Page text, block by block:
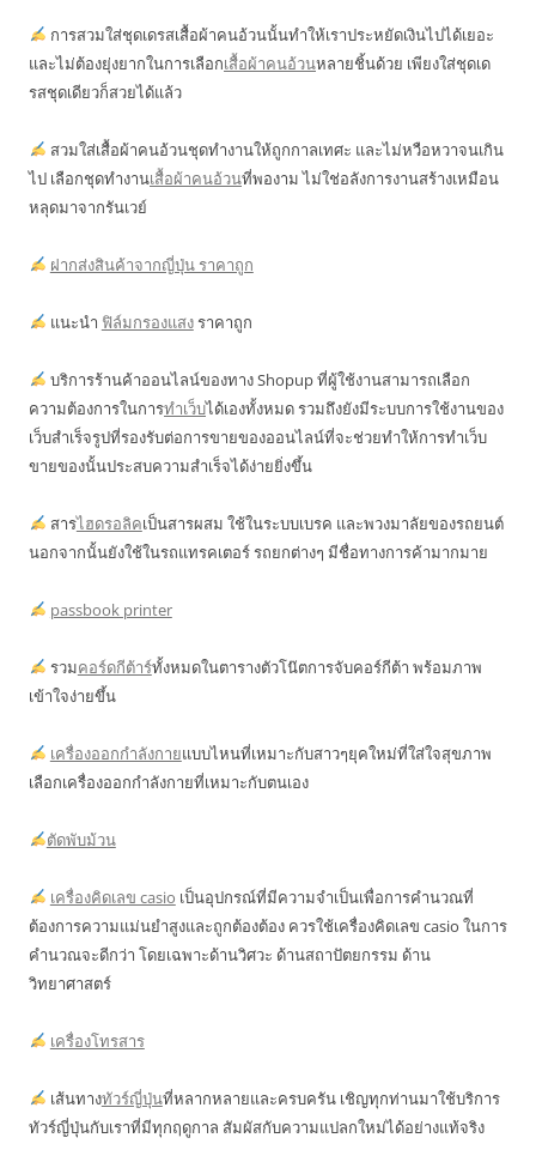
การสวมใส่ชุดเดรสเสื้อผ้าคนอ้วนนั้นทำให้เราประหยัดเงินไปได้เยอะ
และไม่ต้องยุ่งยากในการเลือกเสื้อผ้าคนอ้วนหลายชิ้นด้วย เพียงใส่ชุดเด
รสชุดเดียวก็สวยได้แล้ว
สวมใส่เสื้อผ้าคนอ้วนชุดทำงานให้ถูกกาลเทศะ และไม่หวือหวาจนเกิน
ไป เลือกชุดทำงานเสื้อผ้าคนอ้วนที่พองาม ไม่ใช่อลังการงานสร้างเหมือน
หลุดมาจากรันเวย์
ฝากส่งสินค้าจากญี่ปุ่น ราคาถูก
แนะนำ ฟิล์มกรองแสงราคาถูก
บริการร้านค้าออนไลน์ของทาง Shopup ที่ผู้ใช้งานสามารถเลือก
ความต้องการในการทำเว็บได้เองทั้งหมด รวมถึงยังมีระบบการใช้งานของ
เว็บสำเร็จรูปที่รองรับต่อการขายของออนไลน์ที่จะช่วยทำให้การทำเว็บ
ขายของนั้นประสบความสำเร็จได้ง่ายยิ่งขึ้น
สารไฮดรอลิคเป็นสารผสม ใช้ในระบบเบรค และพวงมาลัยของรถยนต์
นอกจากนั้นยังใช้ในรถแทรคเตอร์ รถยกต่างๆ มีชื่อทางการค้ามากมาย
passbook printer
รวมคอร์ดกีต้าร์ทั้งหมดในตารางตัวโน๊ตการจับคอร์กีต้า พร้อมภาพ
เข้าใจง่ายขึ้น
เครื่องออกกำลังกายแบบไหนที่เหมาะกับสาวๆยุคใหม่ที่ใส่ใจสุขภาพ
เลือกเครื่องออกกำลังกายที่เหมาะกับตนเอง
ตัดพับม้วน
เครื่องคิดเลข casio เป็นอุปกรณ์ที่มีความจำเป็นเพื่อการคำนวณที่
ต้องการความแม่นยำสูงและถูกต้องต้อง ควรใช้เครื่องคิดเลข casio ในการ
คำนวณจะดีกว่า โดยเฉพาะด้านวิศวะ ด้านสถาปัตยกรรม ด้าน
วิทยาศาสตร์
เครื่องโทรสาร
เส้นทางทัวร์ญี่ปุ่นที่หลากหลายและครบครัน เชิญทุกท่านมาใช้บริการ
ทัวร์ญี่ปุ่นกับเราที่มีทุกฤดูกาล สัมผัสกับความแปลกใหม่ได้อย่างแท้จริง